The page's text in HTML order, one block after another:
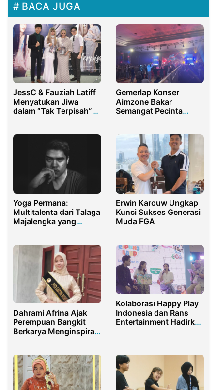
BACA JUGA
JessC & Fauziah Latiff
Menyatukan Jiwa
dalam “Tak Terpisah”
Gemerlap Konser
Aimzone Bakar
Semangat Pecinta
Yoga Permana:
Multitalenta dari Talaga
Majalengka yang
Erwin Karouw Ungkap
Kunci Sukses Generasi
Muda FGA
Dahrami Afrina Ajak
Perempuan Bangkit
Berkarya Menginspirasi
Kolaborasi Happy Play
Indonesia dan Rans
Entertainment Hadirkan